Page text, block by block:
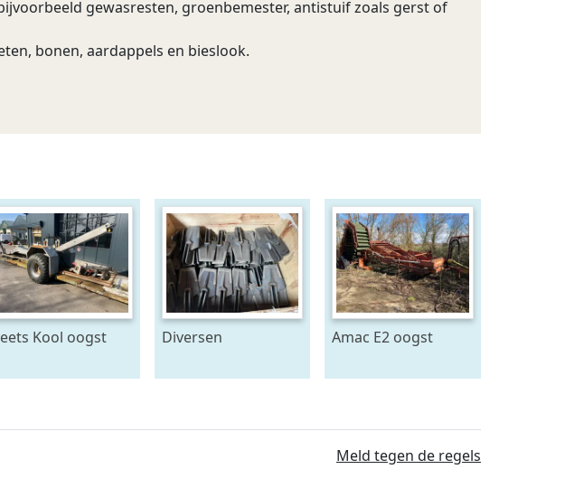
gewasresten, groenbemester, antistuif zoals gerst of
bonen, aardappels en bieslook.
Kool oogst
Diversen
FARMTEC ERMO
Amac E2 oogst
Meld tegen de regels